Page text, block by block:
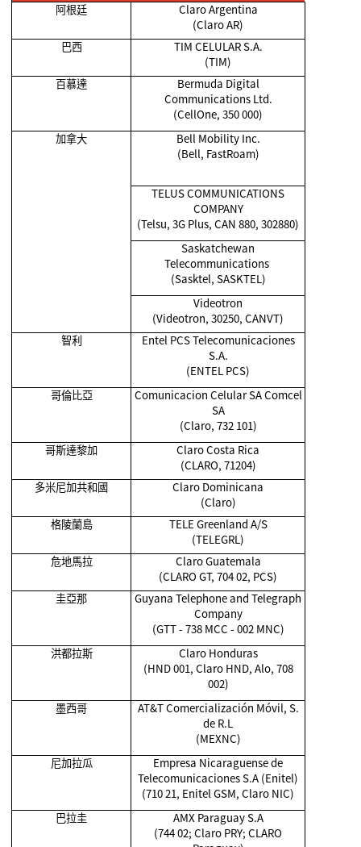
阿根廷
Claro Argentina
(Claro AR)
巴西
TIM CELULAR S.A.
(TIM)
百慕達
Bermuda Digital
Communications Ltd.
(CellOne, 350 000)
加拿大
Bell Mobility Inc.
(Bell, FastRoam)
TELUS COMMUNICATIONS
COMPANY
(Telsu, 3G Plus, CAN 880, 302880)
Saskatchewan
Telecommunications
(Sasktel, SASKTEL)
Videotron
(Videotron, 30250, CANVT)
智利
Entel PCS Telecomunicaciones
S.A.
(ENTEL PCS)
哥倫比亞
Comunicacion Celular SA Comcel
SA
(Claro, 732 101)
哥斯達黎加
Claro Costa Rica
(CLARO, 71204)
多米尼加共和國
Claro Dominicana
(Claro)
格陵蘭島
TELE Greenland A/S
(TELEGRL)
危地馬拉
Claro Guatemala
(CLARO GT, 704 02, PCS)
圭亞那
Guyana Telephone and Telegraph
Company
(GTT - 738 MCC - 002 MNC)
洪都拉斯
Claro Honduras
(HND 001, Claro HND, Alo, 708
002)
墨西哥
AT&T Comercialización Móvil, S.
de R.L
(MEXNC)
尼加拉瓜
Empresa Nicaraguense de
Telecomunicaciones S.A (Enitel)
(710 21, Enitel GSM, Claro NIC)
巴拉圭
AMX Paraguay S.A
(744 02; Claro PRY; CLARO